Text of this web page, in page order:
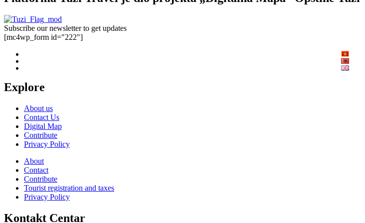
Subscribe our newsletter to get updates
[mc4wp_form id="222"]
Explore
About us
Contact Us
Digital Map
Contribute
Privacy Policy
About
Contact
Contribute
Tourist registration and taxes
Privacy Policy
Kontakt Centar